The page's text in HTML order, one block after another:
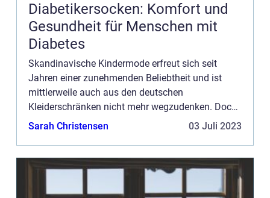
Diabetikersocken: Komfort und
Gesundheit für Menschen mit
Diabetes
Skandinavische Kindermode erfreut sich seit
Jahren einer zunehmenden Beliebtheit und ist
mittlerweile auch aus den deutschen
Kleiderschränken nicht mehr wegzudenken. Doch
was machen schwedische und dänische Labels
Sarah Christensen 03 Juli 2023